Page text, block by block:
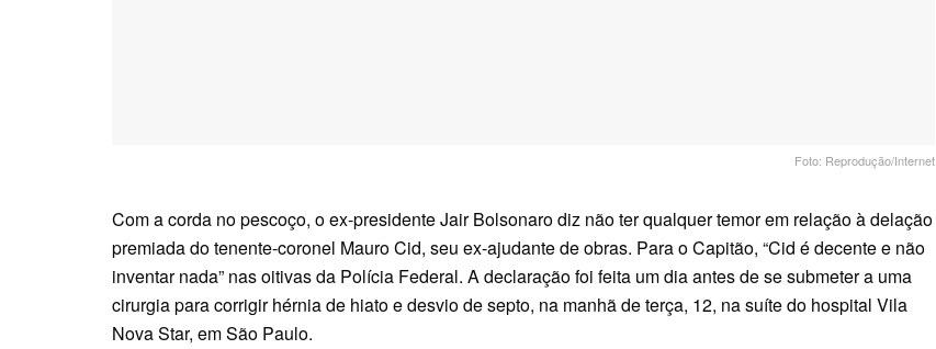
Foto: Reprodução/Internet
Com a corda no pescoço, o ex-presidente Jair Bolsonaro diz não ter qualquer temor em relação à delação
premiada do tenente-coronel Mauro Cid, seu ex-ajudante de obras. Para o Capitão, “Cid é decente e não
inventar nada” nas oitivas da Polícia Federal. A declaração foi feita um dia antes de se submeter a uma
cirurgia para corrigir hérnia de hiato e desvio de septo, na manhã de terça, 12, na suíte do hospital Vila
Nova Star, em São Paulo.